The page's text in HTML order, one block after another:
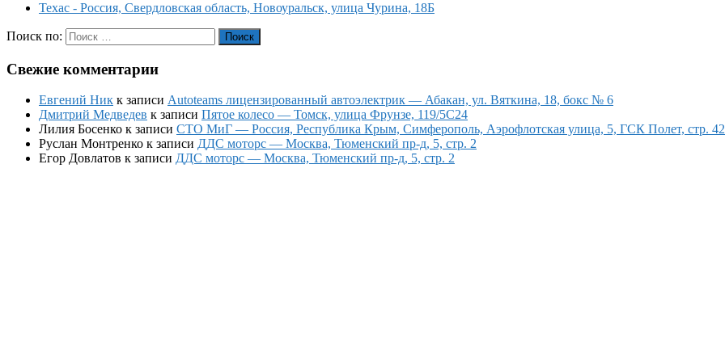
Техас - Россия, Свердловская область, Новоуральск, улица Чурина, 18Б
Поиск по: Поиск
Свежие комментарии
Евгений Ник к записи Autoteams лицензированный автоэлектрик — Абакан, ул. Вяткина, 18, бокс № 6
Дмитрий Медведев к записи Пятое колесо — Томск, улица Фрунзе, 119/5С24
Лилия Босенко к записи СТО МиГ — Россия, Республика Крым, Симферополь, Аэрофлотская улица, 5, ГСК Полет, стр.
Руслан Монтренко к записи ДДС моторс — Москва, Тюменский пр-д, 5, стр. 2
Егор Довлатов к записи ДДС моторс — Москва, Тюменский пр-д, 5, стр. 2